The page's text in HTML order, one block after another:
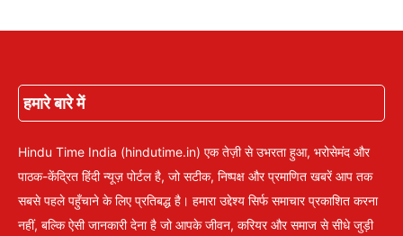
हमारे बारे में
Hindu Time India (hindutime.in) एक तेज़ी से उभरता हुआ, भरोसेमंद और
पाठक-केंद्रित हिंदी न्यूज़ पोर्टल है, जो सटीक, निष्पक्ष और प्रमाणित खबरें आप तक
सबसे पहले पहुँचाने के लिए प्रतिबद्ध है। हमारा उद्देश्य सिर्फ समाचार प्रकाशित करना
नहीं, बल्कि ऐसी जानकारी देना है जो आपके जीवन, करियर और समाज से सीधे जुड़ी